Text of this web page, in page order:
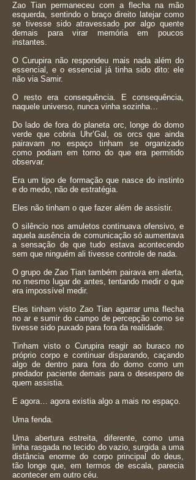
Zao Tian permaneceu com a flecha na mão
esquerda, sentindo o braço direito latejar como
se tivesse sido atravessado por algo quente
demais para virar memória em poucos
instantes.
O Curupira não respondeu mais nada além do
essencial, e o essencial já tinha sido dito: ele
não via Samir.
O resto era consequência. E consequência,
naquele universo, nunca vinha sozinha…
Do lado de fora do planeta orc, longe do domo
verde que cobria Uhr’Gal, os orcs que ainda
pairavam no espaço tinham se organizado
como podiam em torno do que era permitido
observar.
Era um tipo de formação que nasce do instinto
e do medo, não de estratégia.
Eles não tinham o que fazer além de assistir.
O silêncio nos amuletos continuava ofensivo, e
aquela ausência de comunicação só aumentava
a sensação de que tudo estava acontecendo
sem que ninguém ali tivesse controle de nada.
O grupo de Zao Tian também pairava em alerta,
no mesmo lugar de antes, tentando medir o que
era impossível medir.
Eles tinham visto Zao Tian agarrar uma flecha
no ar e sumir do campo de percepção como se
tivesse sido puxado para fora da realidade.
Tinham visto o Curupira reagir ao buraco no
próprio corpo e continuar disparando, caçando
algo de dentro para fora do domo como um
predador paciente demais para o desespero de
quem assistia.
E agora… agora existia algo a mais no espaço.
Uma fenda.
Uma abertura estreita, diferente, como uma
linha rasgada no tecido do vazio, surgida a uma
distância enorme do corpo principal do deus,
tão longe que, em termos de escala, parecia
acontecer em outro céu.